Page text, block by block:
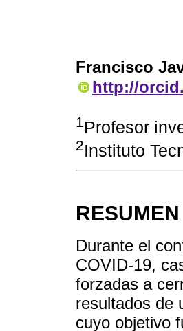
Francisco
http://
1 Profesor
2Instituto
RESUMEN
Durante el
COVID-19,
forzadas a
resultados de
cuyo objetivo